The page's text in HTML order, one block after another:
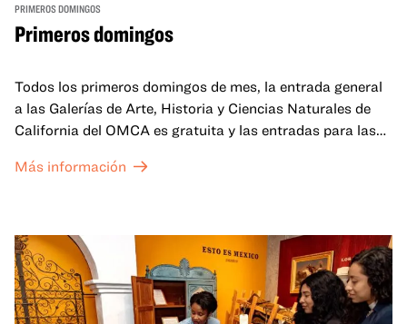
PRIMEROS DOMINGOS
Primeros domingos
Todos los primeros domingos de mes, la entrada general
a las Galerías de Arte, Historia y Ciencias Naturales de
California del OMCA es gratuita y las entradas para las
a un precio reducido de 6 $.
Más información